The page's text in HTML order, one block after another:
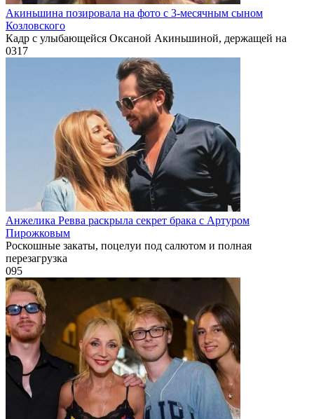
Акиньшина позировала на фото с 3-месячным сыном
Козловского
Кадр с улыбающейся Оксаной Акиньшиной, держащей на
0317
Анжелика Ревва раскрыла секрет брака с Артуром
Пирожковым
Роскошные закаты, поцелуи под салютом и полная
перезагрузка
095